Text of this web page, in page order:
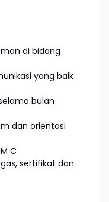
di bidang
yang baik
bulan
dan orientasi
C
sertifikat dan